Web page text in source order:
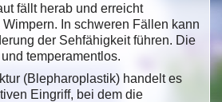
fällt herab und erreicht
In schweren Fällen kann
der Sehfähigkeit führen. Die
temperamentlos.
(Blepharoplastik) handelt es
Eingriff, bei dem die